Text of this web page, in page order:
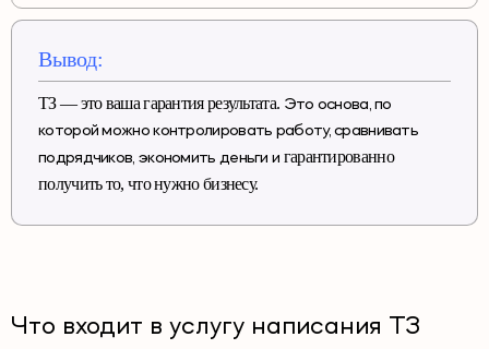
Вывод:
ТЗ — это ваша гарантия результата. Это основа, по
которой можно контролировать работу, сравнивать
подрядчиков, экономить деньги и гарантированно
получить то, что нужно бизнесу.
Что входит в услугу написания ТЗ